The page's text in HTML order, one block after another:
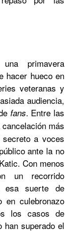
primavera
hacer hueco en
veteranas y
audiencia,
fans. Entre las
más
a voces
ante la no
Con menos
un recorrido
suerte de
en culebronazo
los casos de
han superado el